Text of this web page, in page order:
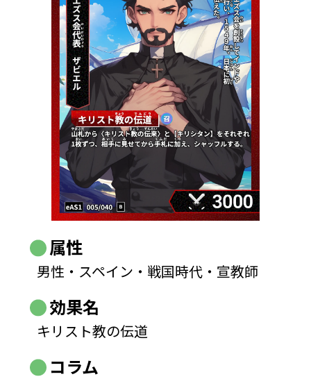
属性
男性・スペイン・戦国時代・宣教師
効果名
キリスト教の伝道
コラム